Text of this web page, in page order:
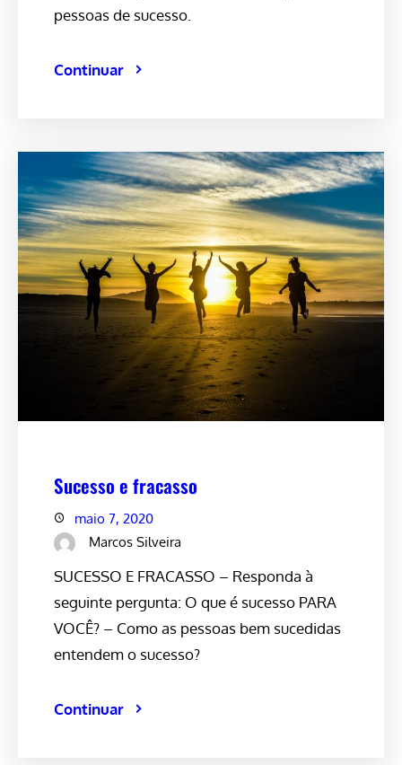
pessoas de sucesso.
Continuar
Sucesso e fracasso
maio 7, 2020
Marcos Silveira
SUCESSO E FRACASSO – Responda à
seguinte pergunta: O que é sucesso PARA
VOCÊ? – Como as pessoas bem sucedidas
entendem o sucesso?
Continuar